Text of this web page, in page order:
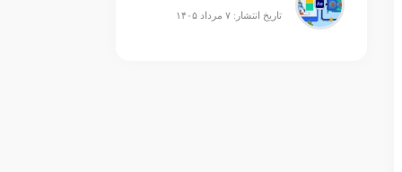
تاریخ انتشار: ۷ مرداد ۱۴۰۵